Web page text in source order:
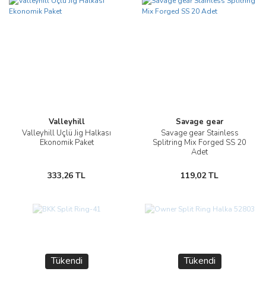
Valleyhill
Valleyhill Üçlü Jig Halkası
Ekonomik Paket
333,26 TL
Savage gear
Savage gear Stainless
Splitring Mix Forged SS 20
Adet
119,02 TL
Tükendi Tükendi